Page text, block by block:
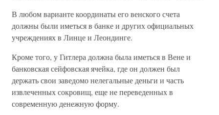
В любом варианте координаты его венского счета
должны были иметься в банке и других официальных
учреждениях в Линце и Леондинге.
Кроме того, у Гитлера должна была иметься в Вене и
банковская сейфовская ячейка, где он должен был
держать свои заведомо нелегальные деньги и часть
извлеченных сокровищ, еще не переведенных в
современную денежную форму.